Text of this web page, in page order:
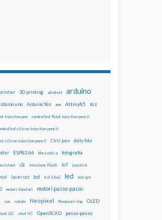
3D printing adafruit arduino
uno Arduino Yún arm Attiny85 BLE
injection pen controlled fluid injection pencil
silicon injection pencil
silicon injection pencil CtrlJ pen dolly foto
ESP8266 fibra ottica fotografia
i2c iniezione fluidi IoT joystick
laser cut lcd lcd 16x2 led led rgb
motori bipolari motori passo-passo
nas natale Neopixel Neopixel ring OLED
i2C oled IIC OpenSCAD passo-passo